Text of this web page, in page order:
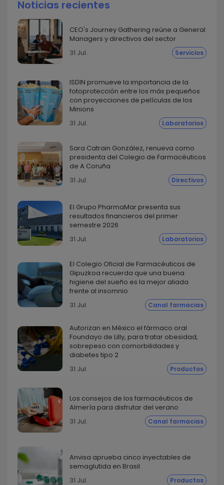
Noticias recientes
CEO's Journey Gathering reúne a General
Managers y directivos del sector
31 Jul.
Servicios
ISDIN promueve la importancia de la
fotoprotección entre los más pequeños
con proyecciones de películas de los
Minions
31 Jul.
Laboratorios
Sara Catrain González, renueva como
presidenta del Colegio de Farmacéuticos
de A Coruña
31 Jul.
Directivos
El Grupo PharmaMar presenta sus
resultados financieros del primer
semestre 2026
31 Jul.
Laboratorios
El Colegio Oficial de Farmacéuticos de
Gipuzkoa recuerda que una buena
higiene del sueño es la mejor aliada
frente al insomnio
31 Jul.
Canal farmacias
Autorizan en México el fármaco oral
Foundayo de Lilly, para tratar obesidad,
sobrepeso con comorbilidades y
diabetes tipo 2
31 Jul.
Productos
Los consejos de los farmacéuticos de
Almería para disfrutar del verano
31 Jul.
Canal farmacias
Anvisa aprueba cinco inyectables de
semaglutida en Brasil
31 Jul.
Productos